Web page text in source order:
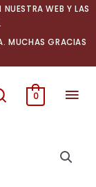
WEB Y LAS
MUCHAS GRACIAS
0